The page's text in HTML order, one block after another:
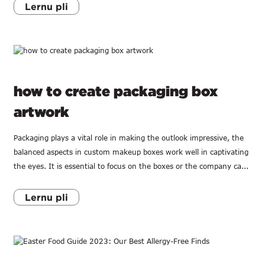
Lernu pli
how to create packaging box
artwork
Packaging plays a vital role in making the outlook impressive, the
balanced aspects in custom makeup boxes work well in captivating
the eyes. It is essential to focus on the boxes or the company ca...
Lernu pli